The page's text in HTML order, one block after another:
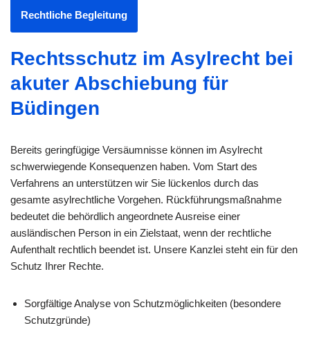
Rechtliche Begleitung
Rechtsschutz im Asylrecht bei
akuter Abschiebung für
Büdingen
Bereits geringfügige Versäumnisse können im Asylrecht
schwerwiegende Konsequenzen haben. Vom Start des
Verfahrens an unterstützen wir Sie lückenlos durch das
gesamte asylrechtliche Vorgehen. Rückführungsmaßnahme
bedeutet die behördlich angeordnete Ausreise einer
ausländischen Person in ein Zielstaat, wenn der rechtliche
Aufenthalt rechtlich beendet ist. Unsere Kanzlei steht ein für den
Schutz Ihrer Rechte.
Sorgfältige Analyse von Schutzmöglichkeiten (besondere
Schutzgründe)